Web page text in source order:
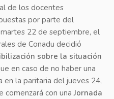
de los docentes
por parte del
22 de septiembre, el
de Conadu decidió
sobre la situación
en caso de no haber una
en la paritaria del jueves 24,
comenzará con unaJornada